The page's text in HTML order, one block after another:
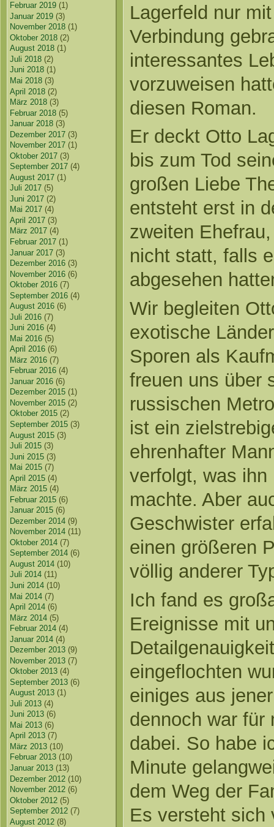
Februar 2019 (1)
Januar 2019 (3)
November 2018 (1)
Oktober 2018 (2)
August 2018 (1)
Juli 2018 (2)
Juni 2018 (1)
Mai 2018 (3)
April 2018 (2)
März 2018 (3)
Februar 2018 (5)
Januar 2018 (3)
Dezember 2017 (3)
November 2017 (1)
Oktober 2017 (3)
September 2017 (4)
August 2017 (1)
Juli 2017 (5)
Juni 2017 (2)
Mai 2017 (4)
April 2017 (3)
März 2017 (4)
Februar 2017 (1)
Januar 2017 (3)
Dezember 2016 (3)
November 2016 (6)
Oktober 2016 (7)
September 2016 (4)
August 2016 (6)
Juli 2016 (7)
Juni 2016 (4)
Mai 2016 (5)
April 2016 (6)
März 2016 (7)
Februar 2016 (4)
Januar 2016 (6)
Dezember 2015 (1)
November 2015 (2)
Oktober 2015 (2)
September 2015 (3)
August 2015 (3)
Juli 2015 (3)
Juni 2015 (3)
Mai 2015 (7)
April 2015 (4)
März 2015 (4)
Februar 2015 (6)
Januar 2015 (6)
Dezember 2014 (9)
November 2014 (11)
Oktober 2014 (7)
September 2014 (6)
August 2014 (10)
Juli 2014 (11)
Juni 2014 (10)
Mai 2014 (7)
April 2014 (6)
März 2014 (5)
Februar 2014 (4)
Januar 2014 (4)
Dezember 2013 (9)
November 2013 (7)
Oktober 2013 (4)
September 2013 (6)
August 2013 (1)
Juli 2013 (4)
Juni 2013 (6)
Mai 2013 (6)
April 2013 (7)
März 2013 (10)
Februar 2013 (10)
Januar 2013 (13)
Dezember 2012 (10)
November 2012 (6)
Oktober 2012 (5)
September 2012 (7)
August 2012 (8)
Lagerfeld nur
Verbindung
interessantes
vorzuweisen
diesen Roman.
Er deckt Otto
bis zum Tod
großen Liebe
entsteht erst in
zweiten
nicht statt, falls
abgesehen
Wir begleiten
exotische
Sporen als
freuen uns über
russischen
ist ein
ehrenhafter
verfolgt, was
machte. Aber
Geschwister
einen größeren
völlig anderer
Ich fand es
Ereignisse mit
eingeflochten
einiges aus
dennoch war für
dabei. So habe
Minute
dem Weg der
Es versteht sich